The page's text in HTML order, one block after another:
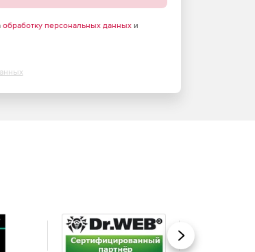
обработку персональных данныхи
Вперед